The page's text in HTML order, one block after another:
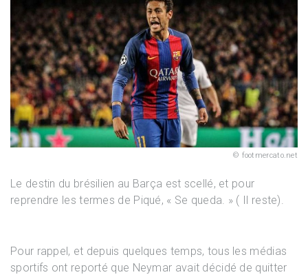
footmercato.net
Le destin du brésilien au Barça est scellé, et pour
reprendre les termes de Piqué, « Se queda. » ( Il reste).
Pour rappel, et depuis quelques temps, tous les médias
sportifs ont reporté que Neymar avait décidé de quitter